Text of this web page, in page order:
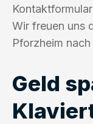
Wir freuen uns
Pforzheim
Geld